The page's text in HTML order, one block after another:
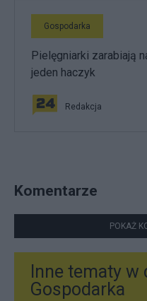
Gospodarka
Pielęgniarki zarabiają
jeden haczyk
Redakcja
Komentarze
POKAŻ
Inne tematy w
Gospodarka